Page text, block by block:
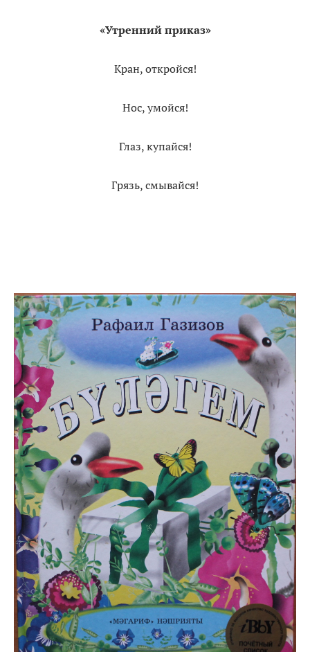
«Утренний приказ»
Кран, откройся!
Нос, умойся!
Глаз, купайся!
Грязь, смывайся!